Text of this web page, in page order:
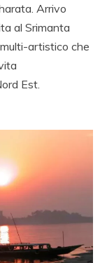
Arrivo
al Srimanta
artistico che
Est.